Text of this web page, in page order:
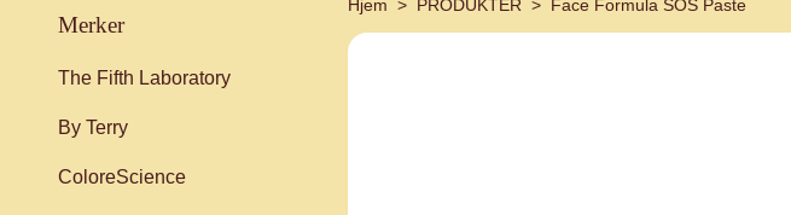
merker
The Fifth Laboratory
By Terry
ColoreScience
Hjem PRODUKTER Face Formula SOS Paste